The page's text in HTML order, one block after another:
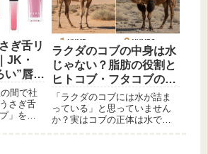
ぎ舌リ
JK・
い”唇の
間で社
さぎ舌
」を深
ラクダのコブの中身は水
じゃない？脂肪の役割と
ヒトコブ・フタコブの違
いを徹底解説！
「ラクダのコブには水が詰ま
っている」と思っていません
か？実はコブの正体は水では